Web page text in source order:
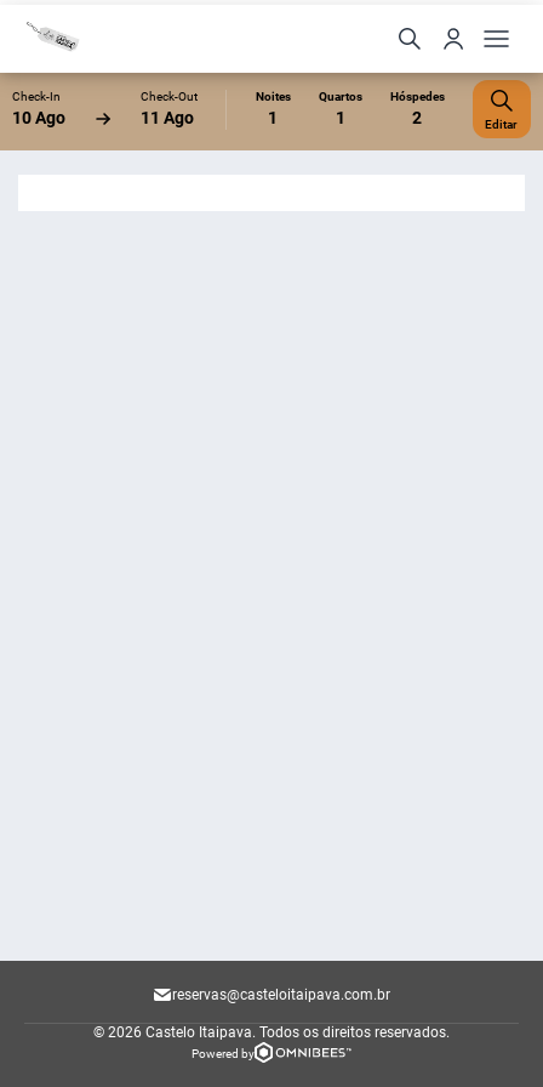
Check-In
10 Ago
Check-Out
11 Ago
Noites
1
Quartos
1
Hóspedes
2 Editar
reservas@casteloitaipava.com.br
© 2026 Castelo Itaipava. Todos os direitos reservados.
Powered by